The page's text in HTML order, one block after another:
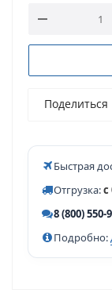
Поделиться
Быстрая
Отгрузка:с
8 (800) 550-
Подробно: